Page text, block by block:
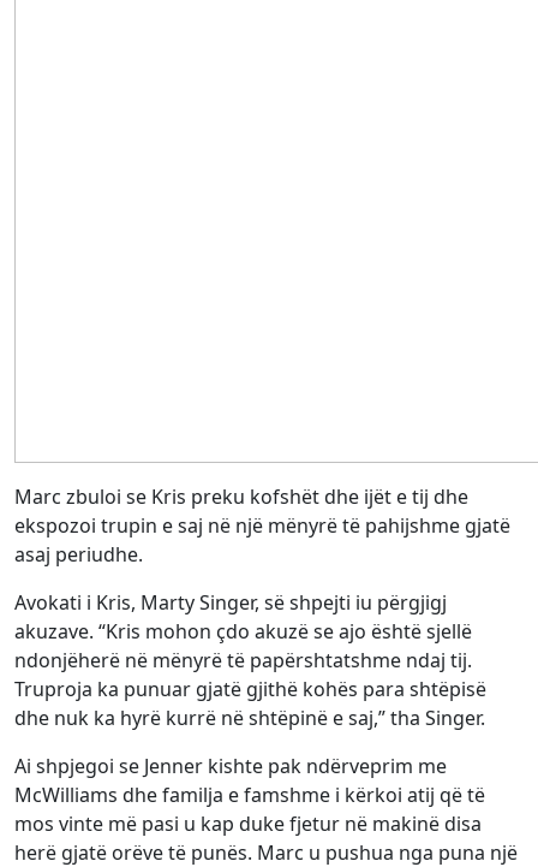
Marc zbuloi se Kris preku kofshët dhe ijët e tij dhe
ekspozoi trupin e saj në një mënyrë të pahijshme gjatë
asaj periudhe.
Avokati i Kris, Marty Singer, së shpejti iu përgjigj
akuzave. “Kris mohon çdo akuzë se ajo është sjellë
ndonjëherë në mënyrë të papërshtatshme ndaj tij.
Truproja ka punuar gjatë gjithë kohës para shtëpisë
dhe nuk ka hyrë kurrë në shtëpinë e saj,” tha Singer.
Ai shpjegoi se Jenner kishte pak ndërveprim me
McWilliams dhe familja e famshme i kërkoi atij që të
mos vinte më pasi u kap duke fjetur në makinë disa
herë gjatë orëve të punës. Marc u pushua nga puna një